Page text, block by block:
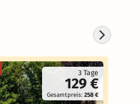
3 Tage
129 €
Gesamtpreis: 258 €